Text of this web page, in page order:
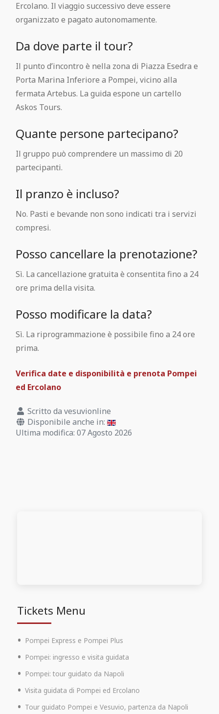
Tickets Menu
Pompei Express e Pompei Plus
Pompei: ingresso e visita guidata
Pompei: tour guidato da Napoli
Visita guidata di Pompei ed Ercolano
Tour guidato Pompei e Vesuvio, partenza da Napoli
Ercolano. Il viaggio successivo deve essere
organizzato e pagato autonomamente.
Da dove parte il tour?
Il punto d’incontro è nella zona di Piazza Esedra e
Porta Marina Inferiore a Pompei, vicino alla
fermata Artebus. La guida espone un cartello
Askos Tours.
Quante persone partecipano?
Il gruppo può comprendere un massimo di 20
partecipanti.
Il pranzo è incluso?
No. Pasti e bevande non sono indicati tra i servizi
compresi.
Posso cancellare la prenotazione?
Sì. La cancellazione gratuita è consentita fino a 24
ore prima della visita.
Posso modificare la data?
Sì. La riprogrammazione è possibile fino a 24 ore
prima.
Verifica date e disponibilità e prenota Pompei
ed Ercolano
Scritto da vesuvionline
Disponibile anche in:
Ultima modifica: 07 Agosto 2026